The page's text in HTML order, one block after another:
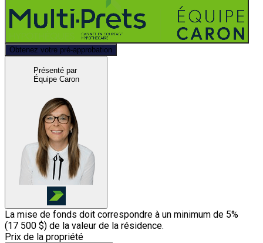
Obtenez votre pré-approbation
Présenté par
Équipe Caron
La mise de fonds doit correspondre à un minimum de 5%
(17 500 $) de la valeur de la résidence.
Prix de la propriété